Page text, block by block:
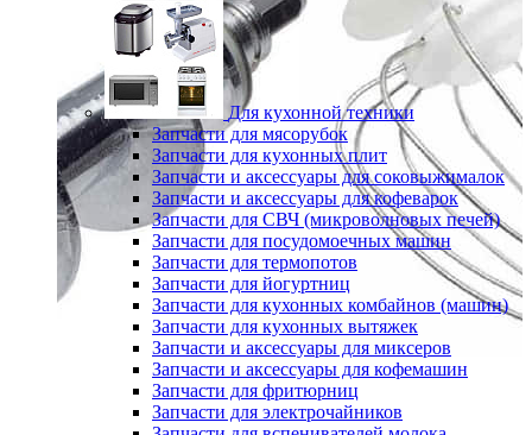
Для кухонной техники
Запчасти для мясорубок
Запчасти для кухонных плит
Запчасти и аксессуары для соковыжималок
Запчасти и аксессуары для кофеварок
Запчасти для СВЧ (микроволновых печей)
Запчасти для посудомоечных машин
Запчасти для термопотов
Запчасти для йогуртниц
Запчасти для кухонных комбайнов (машин)
Запчасти для кухонных вытяжек
Запчасти и аксессуары для миксеров
Запчасти и аксессуары для кофемашин
Запчасти для фритюрниц
Запчасти для электрочайников